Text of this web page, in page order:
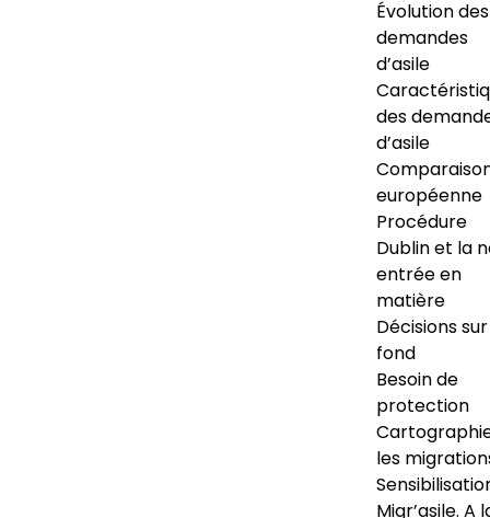
Évolution des
demandes
d’asile
des
d’asile
européenne
Procédure
Dublin et la
entrée en
matière
Décisions
fond
Besoin de
protection
les
Migr’asile. A